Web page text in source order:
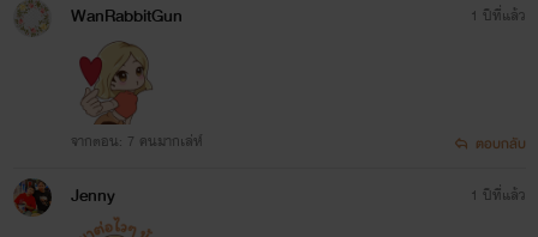
WanRabbitGun
จากตอน: 7 คนมากเล่ห์
1 ปีที่แล้ว
ตอบกลับ
Jenny 1 ปีที่แล้ว